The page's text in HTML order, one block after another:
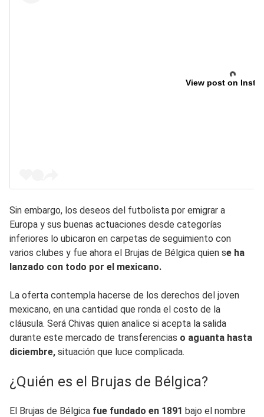
View post on
Sin embargo, los deseos del futbolista por emigrar a
Europa y sus buenas actuaciones desde categorías
inferiores lo ubicaron en carpetas de seguimiento con
varios clubes y fue ahora el Brujas de Bélgica quien se ha
lanzado con todo por el mexicano.
La oferta contempla hacerse de los derechos del joven
mexicano, en una cantidad que ronda el costo de la
cláusula. Será Chivas quien analice si acepta la salida
durante este mercado de transferencias o aguanta hasta
diciembre, situación que luce complicada.
¿Quién es el Brujas de Bélgica?
El Brujas de Bélgica fue fundado en 1891 bajo el nombre